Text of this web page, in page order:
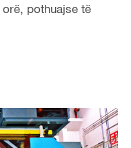
pothuajse të